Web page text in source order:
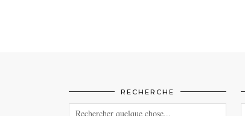
RECHERCHE